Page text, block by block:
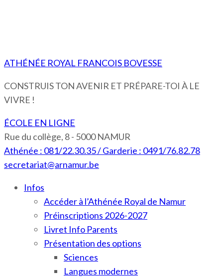
ATHÉNÉE ROYAL FRANCOIS BOVESSE
CONSTRUIS TON AVENIR ET PRÉPARE-TOI À LE
VIVRE !
ÉCOLE EN LIGNE
Rue du collège, 8 - 5000 NAMUR
Athénée : 081/22.30.35 / Garderie : 0491/76.82.78
secretariat@arnamur.be
Infos
Accéder à l’Athénée Royal de Namur
Préinscriptions 2026-2027
Livret Info Parents
Présentation des options
Sciences
Langues modernes